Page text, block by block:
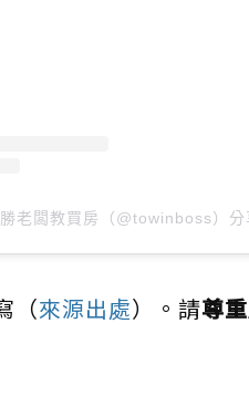
老闆教買房（@towinboss）分
（來源出處）。請尊